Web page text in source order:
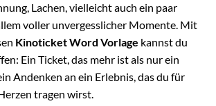
Lachen, vielleicht auch ein paar
voller unvergesslicher Momente. Mit
Kinoticket Word Vorlage kannst du
Ein Ticket, das mehr ist als nur ein
Andenken an ein Erlebnis, das du für
tragen wirst.